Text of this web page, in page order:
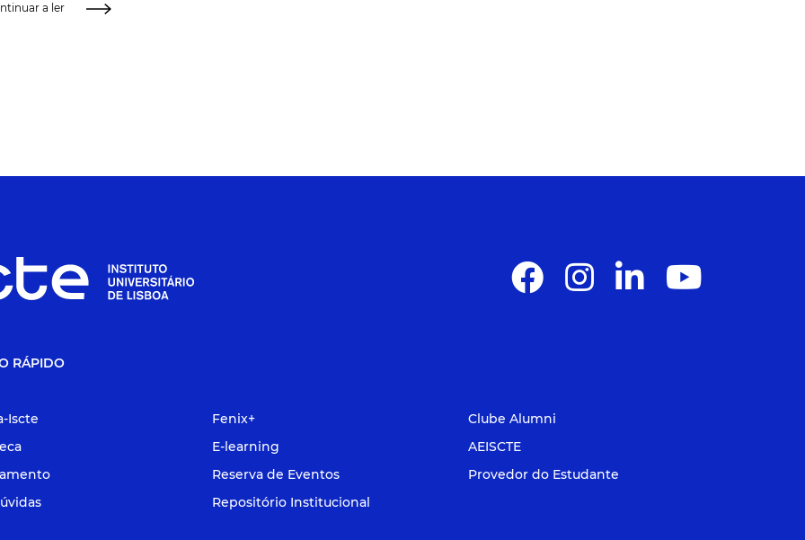
a ler
RÁPIDO
Iscte
Fenix+
E-learning
Reserva de Eventos
Repositório Institucional
Clube Alumni
AEISCTE
Provedor do Estudante